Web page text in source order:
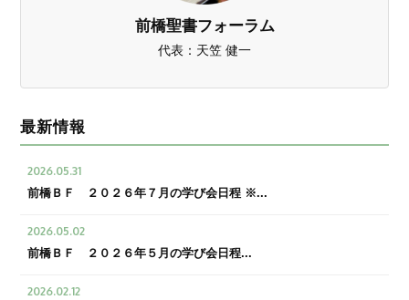
前橋聖書フォーラム
代表：天笠 健一
最新情報
2026.05.31
前橋ＢＦ ２０２６年７月の学び会日程 ※...
2026.05.02
前橋ＢＦ ２０２６年５月の学び会日程...
2026.02.12